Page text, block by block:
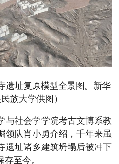
遗址复原模型全景图。新华
族大学供图）
与社会学学院考古文博系教
领队肖小勇介绍，千年来虽
遗址诸多建筑坍塌后被冲下
至今。